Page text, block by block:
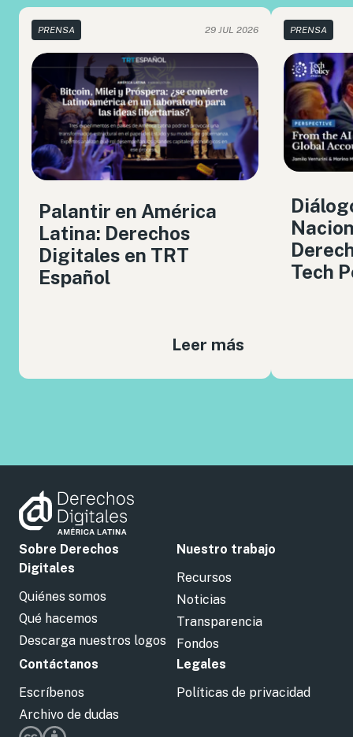
PRENSA 29 JUL 2026
Palantir en América
Latina: Derechos
Digitales en TRT
Español
Leer más
PRENSA
Tech
Sobre Derechos
Digitales
Quiénes somos
Qué hacemos
Descarga nuestros logos
Nuestro trabajo
Recursos
Noticias
Transparencia
Fondos
Contáctanos
Escríbenos
Archivo de dudas
Legales
Políticas de privacidad